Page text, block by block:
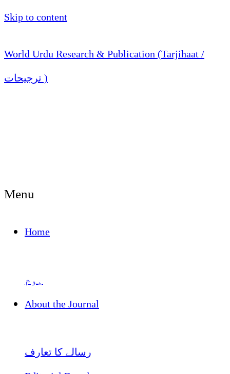
Skip to content
World Urdu Research & Publication (Tarjihaat /
ترجیحات )
Menu
Home
ہوم
About the Journal
رسالے کا تعارف